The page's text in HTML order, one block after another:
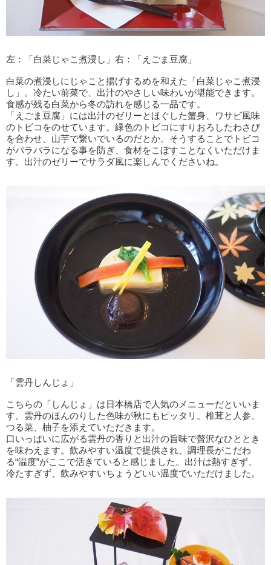
左：「白菜じゃこ煮浸し」右：「えごま豆腐」
白菜の煮浸しにじゃこと揚げするめを和えた「白菜じゃこ煮浸
し」。冷たい前菜で、出汁のやさしい味わいが堪能できます。
食感が残る白菜から冬の訪れを感じる一品です。
「えごま豆腐」には出汁のゼリーとほぐした蟹身、ワサビ風味
のトビコをのせています。緑色のトビコにすりおろしたわさび
を合わせ、山芋で繋いでいるのだとか。そうすることでトビコ
がバラバラになる事を防ぎ、食材をこぼすことなくいただけま
す。出汁のゼリーでサラダ風に楽しんでくださいね。
「雲丹しんじょ」
こちらの「しんじょ」は日本橋店で人気のメニューだといいま
す。雲丹のほんのりした色味が秋にもピッタリ。椎茸と人参、
つる菜、柚子を添えていただきます。
口いっぱいに広がる雲丹の香りと出汁の旨味で贅沢なひととき
を味わえます。飲みやすい温度で提供され、調理長がこだわ
る“温度”がここで活きていると感じました。出汁は熱すぎず、
冷たすぎず、飲みやすいちょうどいい温度でいただけました。